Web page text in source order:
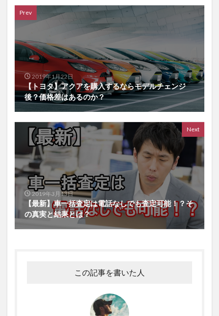
Prev
2019年1月22日
【トヨタ】アクアを購入するならモデルチェンジ
後？価格差はあるのか？
Next
2019年3月13日
【最新】車一括査定は電話なしでも査定可能！？そ
の真実と結果とは？
この記事を書いた人